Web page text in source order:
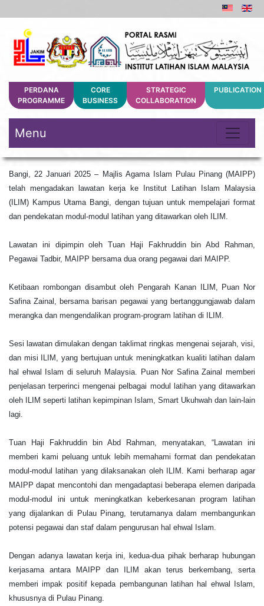
PERDANA
PROGRAMME
CORE
BUSINESS
STRATEGIC
COLLABORATION
PUBLICATION
Menu
Bangi, 22 Januari 2025 – Majlis Agama Islam Pulau Pinang (MAIPP)
telah mengadakan lawatan kerja ke Institut Latihan Islam Malaysia
(ILIM) Kampus Utama Bangi, dengan tujuan untuk mempelajari format
dan pendekatan modul-modul latihan yang ditawarkan oleh ILIM.
Lawatan ini dipimpin oleh Tuan Haji Fakhruddin bin Abd Rahman,
Pegawai Tadbir, MAIPP bersama dua orang pegawai dari MAIPP.
Ketibaan rombongan disambut oleh Pengarah Kanan ILIM, Puan Nor
Safina Zainal, bersama barisan pegawai yang bertanggungjawab dalam
merangka dan mengendalikan program-program latihan di ILIM.
Sesi lawatan dimulakan dengan taklimat ringkas mengenai sejarah, visi,
dan misi ILIM, yang bertujuan untuk meningkatkan kualiti latihan dalam
hal ehwal Islam di seluruh Malaysia. Puan Nor Safina Zainal memberi
penjelasan terperinci mengenai pelbagai modul latihan yang ditawarkan
oleh ILIM seperti latihan kepimpinan Islam, Smart Ukuhwah dan lain-lain
lagi.
Tuan Haji Fakhruddin bin Abd Rahman, menyatakan, “Lawatan ini
memberi kami peluang untuk lebih memahami format dan pendekatan
modul-modul latihan yang dilaksanakan oleh ILIM. Kami berharap agar
MAIPP dapat mencontohi dan mengadaptasi beberapa elemen daripada
modul-modul ini untuk meningkatkan keberkesanan program latihan
yang dijalankan di Pulau Pinang, terutamanya dalam membangunkan
potensi pegawai dan staf dalam pengurusan hal ehwal Islam.
Dengan adanya lawatan kerja ini, kedua-dua pihak berharap hubungan
kerjasama antara MAIPP dan ILIM akan terus berkembang, serta
memberi impak positif kepada pembangunan latihan hal ehwal Islam,
khususnya di Pulau Pinang.